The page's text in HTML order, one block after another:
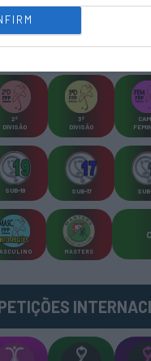
2ª
DIVISÃO
3ª
DIVISÃO
SUB-19 SUB-17
MASTERS